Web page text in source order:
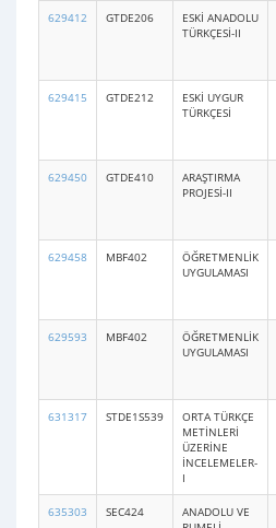
629412 GTDE206
ESKİ ANADOLU
TÜRKÇESİ-II
629415 GTDE212
ESKİ UYGUR
TÜRKÇESİ
629450 GTDE410
ARAŞTIRMA
PROJESİ-II
629458 MBF402
ÖĞRETMENLİK
UYGULAMASI
629593 MBF402
ÖĞRETMENLİK
UYGULAMASI
631317 STDE1S539
ORTA TÜRKÇE
METİNLERİ
ÜZERİNE
İNCELEMELER-
I
635303 SEC424
ANADOLU VE